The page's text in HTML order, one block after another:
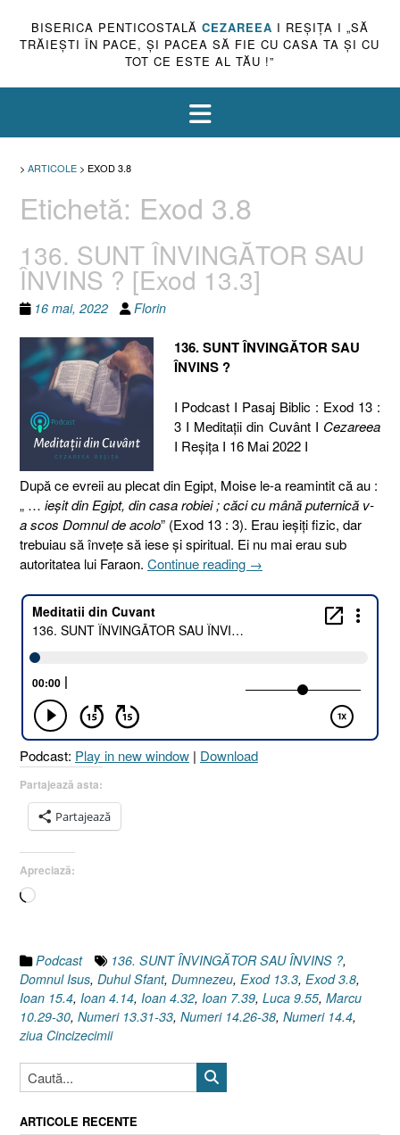
BISERICA PENTICOSTALĂ CEZAREEA I REŞIŢA I „SĂ
TRĂIEŞTI ÎN PACE, ŞI PACEA SĂ FIE CU CASA TA ŞI CU
TOT CE ESTE AL TĂU !”
> ARTICOLE > EXOD 3.8
Etichetă: Exod 3.8
136. SUNT ÎNVINGĂTOR SAU
ÎNVINS ? [Exod 13.3]
16 mai, 2022 Florin
136. SUNT ÎNVINGĂTOR SAU
ÎNVINS ?
I Podcast I Pasaj Biblic : Exod 13 :
3 I Meditaţii din Cuvânt I Cezareea
I Reşiţa I 16 Mai 2022 I
După ce evreii au plecat din Egipt, Moise le-a reamintit că au :
„ … ieşit din Egipt, din casa robiei ; căci cu mână puternică v-
a scos Domnul de acolo” (Exod 13 : 3). Erau ieşiţi fizic, dar
trebuiau să înveţe să iese şi spiritual. Ei nu mai erau sub
autoritatea lui Faraon. Continue reading „136.
ÎNVINGĂTOR
→
Podcast: Play in new window | Download
Partajează asta:
Partajează
Apreciază:
Încarc...
Podcast 136. SUNT ÎNVINGĂTOR SAU ÎNVINS ?,
Domnul Isus, Duhul Sfant, Dumnezeu, Exod 13.3, Exod 3.8,
Ioan 15.4, Ioan 4.14, Ioan 4.32, Ioan 7.39, Luca 9.55, Marcu
10.29-30, Numeri 13.31-33, Numeri 14.26-38, Numeri 14.4,
ziua Cincizecimii
ARTICOLE RECENTE